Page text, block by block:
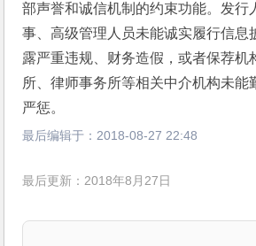
部声誉和诚信机制的约束功能。发行
事、高级管理人员未能诚实履行信息
露严重违规、财务造假，或者保荐机
所、律师事务所等相关中介机构未能
严惩。
最后编辑于： 2018-08-27 22:48
最后更新：2018年8月27日